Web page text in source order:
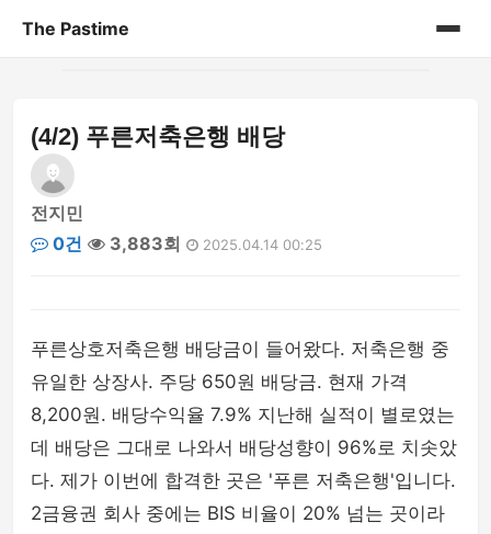
The Pastime
게시판
(4/2) 푸른저축은행 배당
전지민
0건
3,883회 2025.04.14 00:25
푸른상호저축은행 배당금이 들어왔다. 저축은행 중
유일한 상장사. 주당 650원 배당금. 현재 가격
8,200원. 배당수익율 7.9% 지난해 실적이 별로였는
데 배당은 그대로 나와서 배당성향이 96%로 치솟았
다. 제가 이번에 합격한 곳은 '푸른 저축은행'입니다.
2금융권 회사 중에는 BIS 비율이 20% 넘는 곳이라